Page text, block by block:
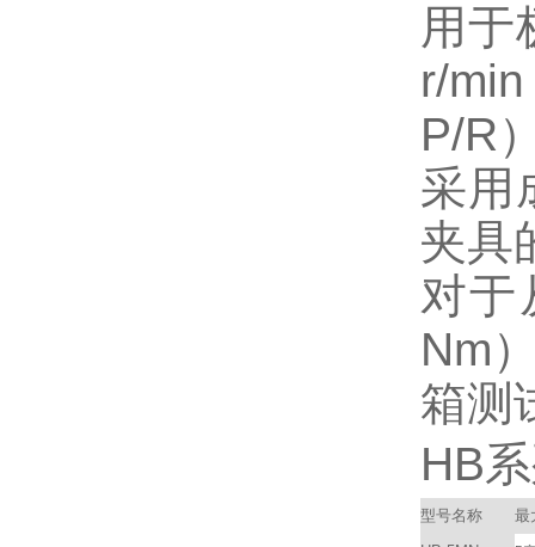
用于
r/
P/R
采用
夹具
对于
Nm
箱测
HB
型号名称
最